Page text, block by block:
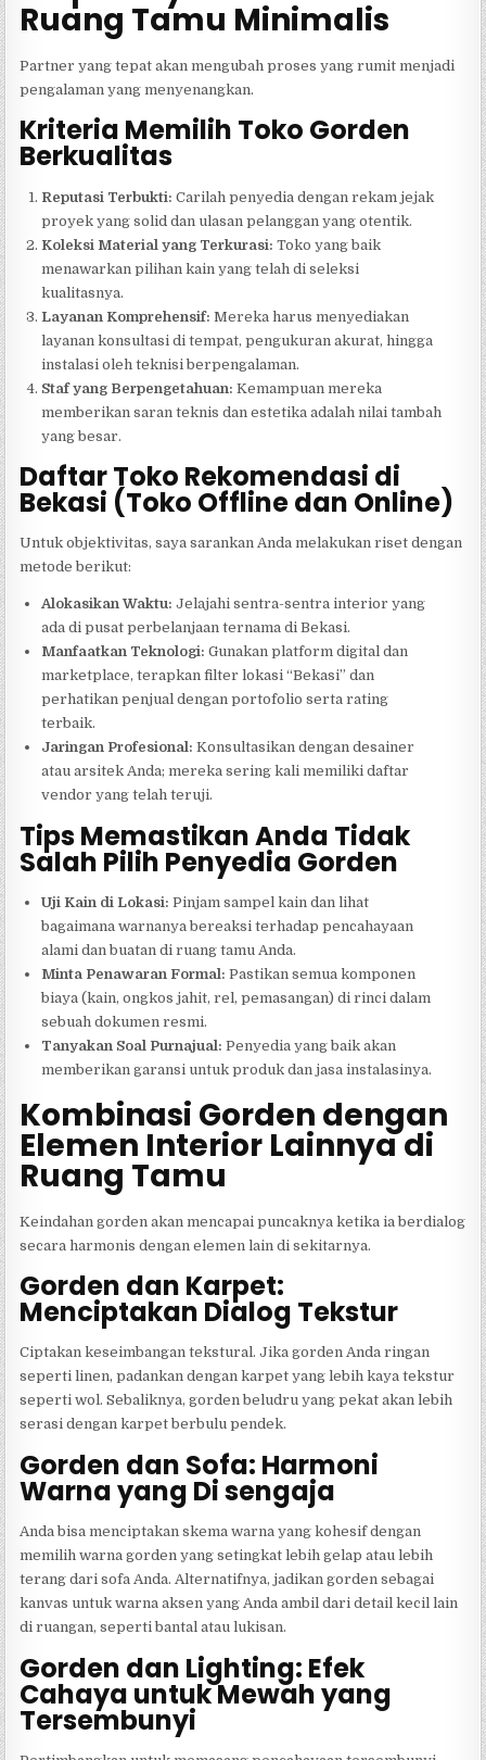
Ruang Tamu Minimalis
Partner yang tepat akan mengubah proses yang rumit menjadi
pengalaman yang menyenangkan.
Kriteria Memilih Toko Gorden
Berkualitas
Reputasi Terbukti: Carilah penyedia dengan rekam jejak
proyek yang solid dan ulasan pelanggan yang otentik.
Koleksi Material yang Terkurasi: Toko yang baik
menawarkan pilihan kain yang telah di seleksi
kualitasnya.
Layanan Komprehensif: Mereka harus menyediakan
layanan konsultasi di tempat, pengukuran akurat, hingga
instalasi oleh teknisi berpengalaman.
Staf yang Berpengetahuan: Kemampuan mereka
memberikan saran teknis dan estetika adalah nilai tambah
yang besar.
Daftar Toko Rekomendasi di
Bekasi (Toko Offline dan Online)
Untuk objektivitas, saya sarankan Anda melakukan riset dengan
metode berikut:
Alokasikan Waktu: Jelajahi sentra-sentra interior yang
ada di pusat perbelanjaan ternama di Bekasi.
Manfaatkan Teknologi: Gunakan platform digital dan
marketplace, terapkan filter lokasi “Bekasi” dan
perhatikan penjual dengan portofolio serta rating
terbaik.
Jaringan Profesional: Konsultasikan dengan desainer
atau arsitek Anda; mereka sering kali memiliki daftar
vendor yang telah teruji.
Tips Memastikan Anda Tidak
Salah Pilih Penyedia Gorden
Uji Kain di Lokasi: Pinjam sampel kain dan lihat
bagaimana warnanya bereaksi terhadap pencahayaan
alami dan buatan di ruang tamu Anda.
Minta Penawaran Formal: Pastikan semua komponen
biaya (kain, ongkos jahit, rel, pemasangan) di rinci dalam
sebuah dokumen resmi.
Tanyakan Soal Purnajual: Penyedia yang baik akan
memberikan garansi untuk produk dan jasa instalasinya.
Kombinasi Gorden dengan
Elemen Interior Lainnya di
Ruang Tamu
Keindahan gorden akan mencapai puncaknya ketika ia berdialog
secara harmonis dengan elemen lain di sekitarnya.
Gorden dan Karpet:
Menciptakan Dialog Tekstur
Ciptakan keseimbangan tekstural. Jika gorden Anda ringan
seperti linen, padankan dengan karpet yang lebih kaya tekstur
seperti wol. Sebaliknya, gorden beludru yang pekat akan lebih
serasi dengan karpet berbulu pendek.
Gorden dan Sofa: Harmoni
Warna yang Di sengaja
Anda bisa menciptakan skema warna yang kohesif dengan
memilih warna gorden yang setingkat lebih gelap atau lebih
terang dari sofa Anda. Alternatifnya, jadikan gorden sebagai
kanvas untuk warna aksen yang Anda ambil dari detail kecil lain
di ruangan, seperti bantal atau lukisan.
Gorden dan Lighting: Efek
Cahaya untuk Mewah yang
Tersembunyi